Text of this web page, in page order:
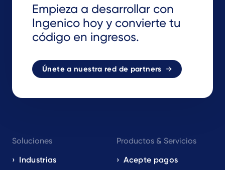
Empieza a desarrollar con
Ingenico hoy y convierte tu
código en ingresos.
Únete a nuestra red de partners
navigation
EN
Soluciones
Industrias
Productos & Servicios
Acepte pagos